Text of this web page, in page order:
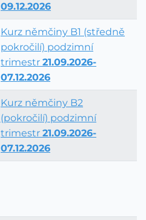
09.12.2026
Kurz němčiny B1 (středně
pokročilí) podzimní
trimestr 21.09.2026-
07.12.2026
Kurz němčiny B2
(pokročilí) podzimní
trimestr 21.09.2026-
07.12.2026